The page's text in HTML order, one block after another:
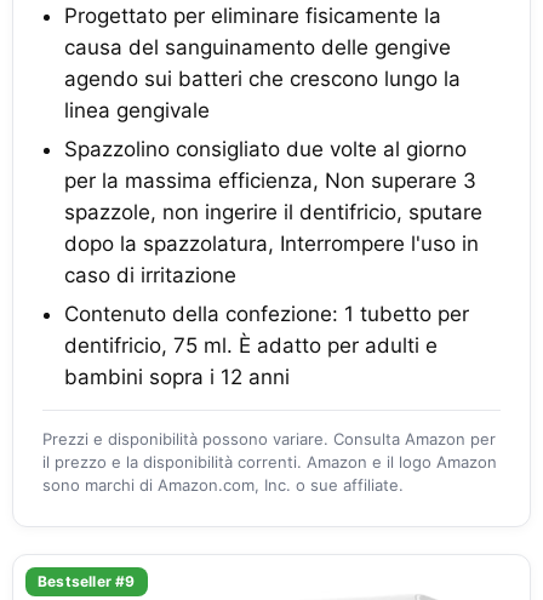
Progettato per eliminare fisicamente la
causa del sanguinamento delle gengive
agendo sui batteri che crescono lungo la
linea gengivale
Spazzolino consigliato due volte al giorno
per la massima efficienza, Non superare 3
spazzole, non ingerire il dentifricio, sputare
dopo la spazzolatura, Interrompere l'uso in
caso di irritazione
Contenuto della confezione: 1 tubetto per
dentifricio, 75 ml. È adatto per adulti e
bambini sopra i 12 anni
Prezzi e disponibilità possono variare. Consulta Amazon per
il prezzo e la disponibilità correnti. Amazon e il logo Amazon
sono marchi di Amazon.com, Inc. o sue affiliate.
Bestseller #9